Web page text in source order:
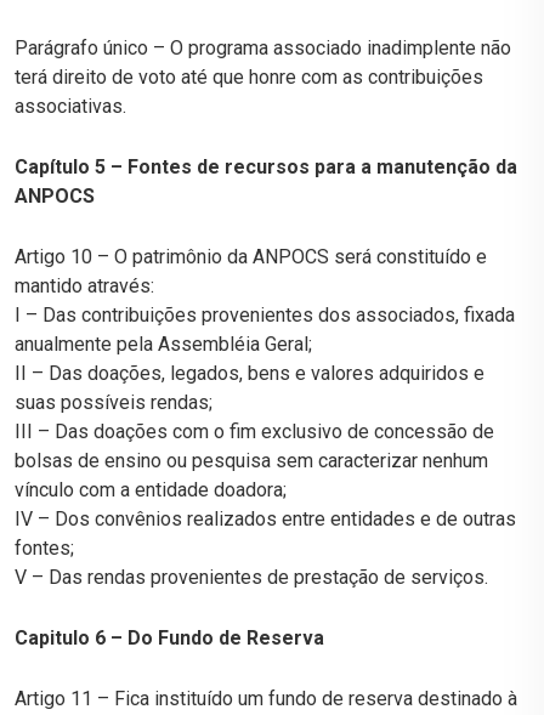
Parágrafo único – O programa associado inadimplente não
terá direito de voto até que honre com as contribuições
associativas.
Capítulo 5 – Fontes de recursos para a manutenção da
ANPOCS
Artigo 10 – O patrimônio da ANPOCS será constituído e
mantido através:
I – Das contribuições provenientes dos associados, fixada
anualmente pela Assembléia Geral;
II – Das doações, legados, bens e valores adquiridos e
suas possíveis rendas;
III – Das doações com o fim exclusivo de concessão de
bolsas de ensino ou pesquisa sem caracterizar nenhum
vínculo com a entidade doadora;
IV – Dos convênios realizados entre entidades e de outras
fontes;
V – Das rendas provenientes de prestação de serviços.
Capitulo 6 – Do Fundo de Reserva
Artigo 11 – Fica instituído um fundo de reserva destinado à